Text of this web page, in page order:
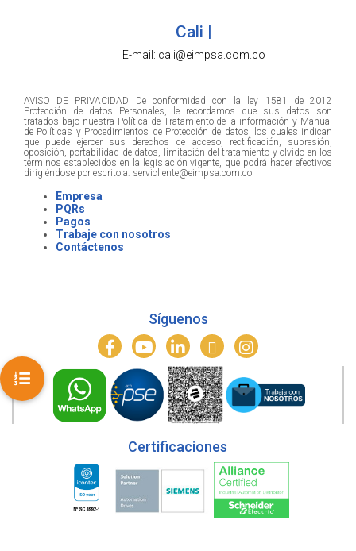
Cali |
E-mail: cali@eimpsa.com.co
AVISO DE PRIVACIDAD De conformidad con la ley 1581 de 2012
Protección de datos Personales, le recordamos que sus datos son
tratados bajo nuestra Política de Tratamiento de la información y Manual
de Políticas y Procedimientos de Protección de datos, los cuales indican
que puede ejercer sus derechos de acceso, rectificación, supresión,
oposición, portabilidad de datos, limitación del tratamiento y olvido en los
términos establecidos en la legislación vigente, que podrá hacer efectivos
dirigiéndose por escrito a: servicliente@eimpsa.com.co
Empresa
PQRs
Pagos
Trabaje con nosotros
Contáctenos
Síguenos
Certificaciones